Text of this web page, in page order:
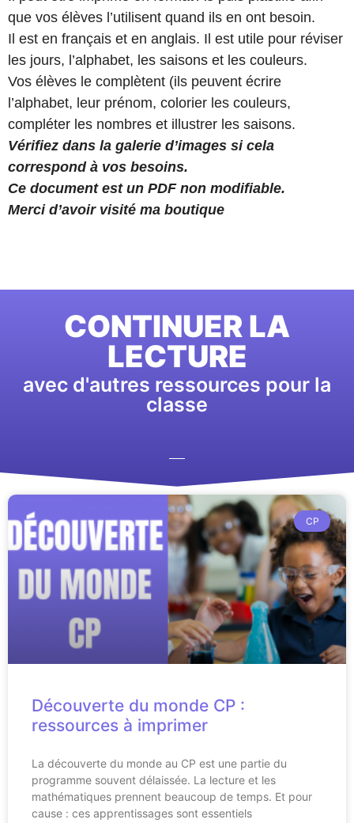
que vos élèves l’utilisent quand ils en ont besoin.
Il est en français et en anglais. Il est utile pour réviser
les jours, l’alphabet, les saisons et les couleurs.
Vos élèves le complètent (ils peuvent écrire
l’alphabet, leur prénom, colorier les couleurs,
compléter les nombres et illustrer les saisons.
Vérifiez dans la galerie d’images si cela
correspond à vos besoins.
Ce document est un PDF non modifiable.
Merci d’avoir visité ma boutique
CONTINUER LA
LECTURE
avec d'autres ressources pour la
classe
CP
Découverte du monde CP :
ressources à imprimer
La découverte du monde au CP est une partie du
programme souvent délaissée. La lecture et les
mathématiques prennent beaucoup de temps. Et pour
cause : ces apprentissages sont essentiels